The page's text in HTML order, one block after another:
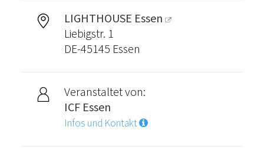
LIGHTHOUSE Essen
Liebigstr. 1
DE-45145 Essen
Veranstaltet von:
ICF Essen
Infos und Kontakt